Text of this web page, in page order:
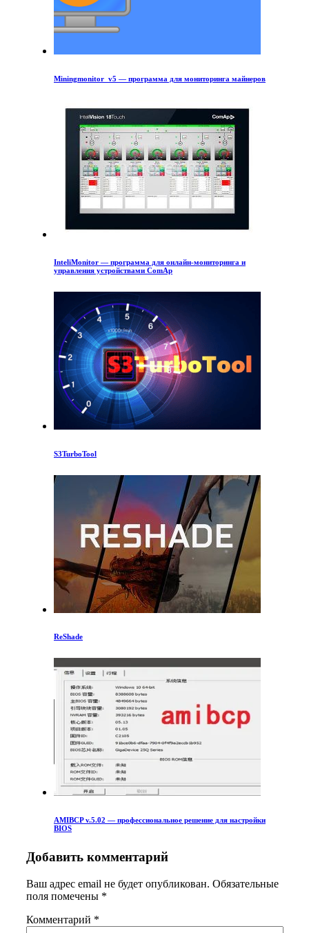
Miningmonitor_v5 — программа для мониторинга майнеров
InteliMonitor — программа для онлайн-мониторинга и
управления устройствами ComAp
S3TurboTool
ReShade
AMIBCP v.5.02 — профессиональное решение для настройки
BIOS
Добавить комментарий
Ваш адрес email не будет опубликован. Обязательные
поля помечены *
Комментарий *